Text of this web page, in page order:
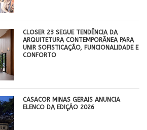
CLOSER 23 SEGUE TENDÊNCIA DA
ARQUITETURA CONTEMPORÂNEA PARA
UNIR SOFISTICAÇÃO, FUNCIONALIDADE E
CONFORTO
CASACOR MINAS GERAIS ANUNCIA
ELENCO DA EDIÇÃO 2026